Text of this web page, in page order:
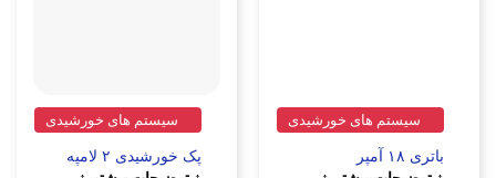
سیستم های خورشیدی
باتری ۱۸ آمپر
سیستم های خورشیدی
پک خورشیدی ۲ لامپه